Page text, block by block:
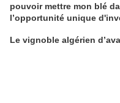
pouvoir mettre mon blé
l’opportunité unique
Alain Edouard
Le vignoble algérien